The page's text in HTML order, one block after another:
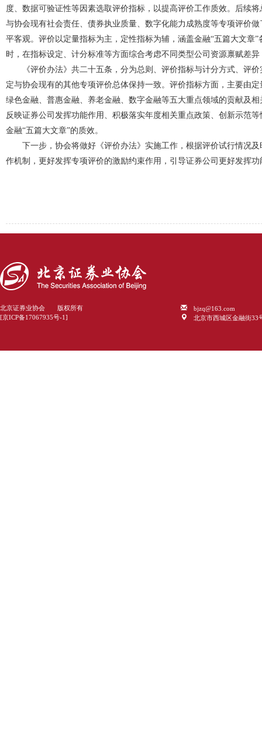
度、数据可验证性等因素选取评价指标，以提高评价工作质效。后续
与协会现有社会责任、债券执业质量、数字化能力成熟度等专项评价
平客观。评价以定量指标为主，定性指标为辅，涵盖金融“五篇大文
时，在指标设定、计分标准等方面综合考虑不同类型公司资源禀赋差
《评价办法》共二十五条，分为总则、评价指标与计分方式、评
定与协会现有的其他专项评价总体保持一致。评价指标方面，主要由
绿色金融、普惠金融、养老金融、数字金融等五大重点领域的贡献及
反映证券公司发挥功能作用、积极落实年度相关重点政策、创新示范
金融“五篇大文章”的质效。
下一步，协会将做好《评价办法》实施工作，根据评价试行情况
作机制，更好发挥专项评价的激励约束作用，引导证券公司更好发挥
北京证券业协会 版权所有
[京ICP备17067935号-1]
bjzq@163.com
北京市西城区金融街33